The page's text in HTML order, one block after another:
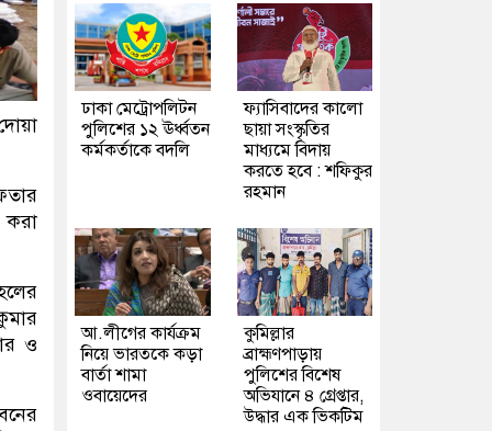
করা
ও
ঢাকা মেট্রোপলিটন
পুলিশের ১২ ঊর্ধ্বতন
কর্মকর্তাকে বদলি
ফ্যাসিবাদের কালো
ছায়া সংস্কৃতির
মাধ্যমে বিদায়
করতে হবে : শফিকুর
রহমান
আ.লীগের কার্যক্রম
নিয়ে ভারতকে কড়া
বার্তা শামা
ওবায়েদের
কুমিল্লার
ব্রাহ্মণপাড়ায়
পুলিশের বিশেষ
অভিযানে ৪ গ্রেপ্তার,
উদ্ধার এক ভিকটিম